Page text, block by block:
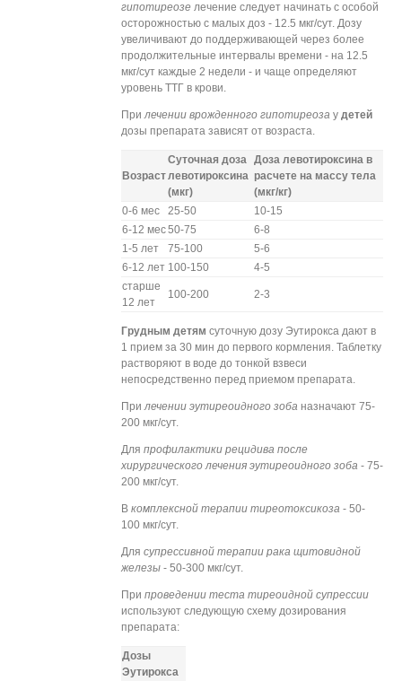
гипотиреозелечение следует начинать с особой
осторожностью с малых доз - 12.5 мкг/сут. Дозу
увеличивают до поддерживающей через более
продолжительные интервалы времени - на 12.5
мкг/сут каждые 2 недели - и чаще определяют
уровень ТТГ в крови.
Прилечении врожденного гипотиреоза у детей
дозы препарата зависят от возраста.
Возраст
Суточная доза
левотироксина
(мкг)
Доза левотироксина в
расчете на массу тела
(мкг/кг)
0-6 мес
25-50
10-15
6-12 мес50-75
6-8
1-5 лет
75-100
5-6
6-12 лет 100-150
4-5
старше
12 лет
100-200 2-3
Грудным детям суточную дозу Эутирокса дают в
1 прием за 30 мин до первого кормления. Таблетку
растворяют в воде до тонкой взвеси
непосредственно перед приемом препарата.
Прилечении эутиреоидного зоба назначают 75-
200 мкг/сут.
Для профилактики рецидива после
хирургического лечения эутиреоидного зоба - 75-
200 мкг/сут.
В комплексной терапии тиреотоксикоза - 50-
100 мкг/сут.
Для супрессивной терапии рака щитовидной
железы- 50-300 мкг/сут.
При проведении теста тиреоидной супрессии
используют следующую схему дозирования
препарата:
Дозы
Эутирокса